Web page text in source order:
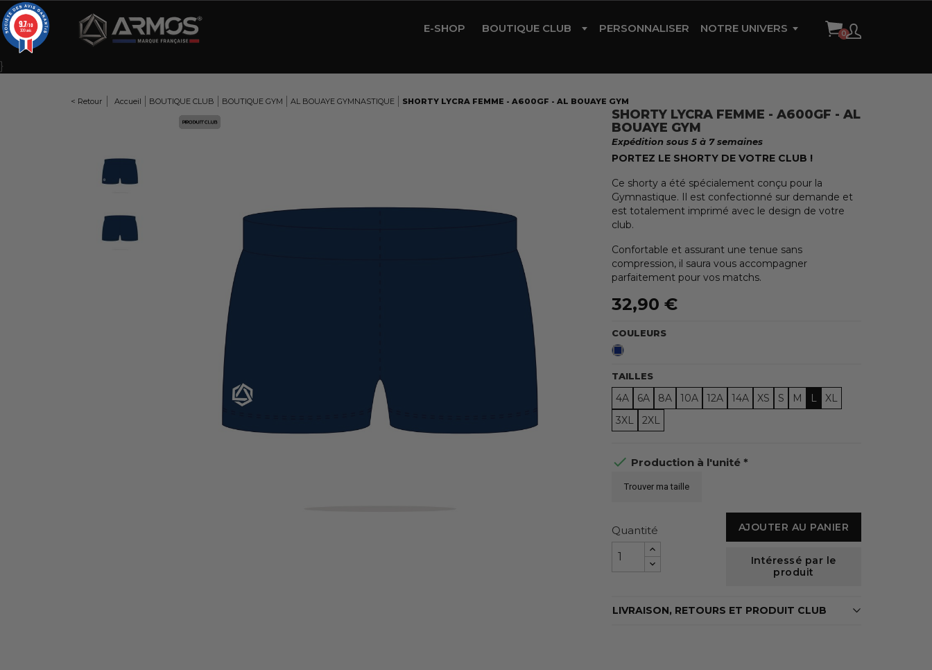
E-SHOP BOUTIQUE CLUB PERSONNALISER NOTRE UNIVERS
RÉFÉRENCES
CONTACT
}
< Retour Accueil BOUTIQUE CLUB BOUTIQUE GYM AL BOUAYE GYMNASTIQUE SHORTY LYCRA FEMME - A600GF - AL BOUAYE GYM
SHORTY LYCRA FEMME - A600GF - AL
BOUAYE GYM
Expédition sous 5 à 7 semaines
PORTEZ LE SHORTY DE VOTRE CLUB !
Ce shorty a été spécialement conçu pour la
Gymnastique. Il est confectionné sur demande et
est totalement imprimé avec le design de votre
club.
Confortable et assurant une tenue sans
compression, il saura vous accompagner
parfaitement pour vos matchs.
32,90 €
COULEURS
Bleu
TAILLES
4A 6A 8A 10A 12A 14A XS S M L
XL
3XL
2XL
 Production à l'unité *
Trouver ma taille
Quantité AJOUTER AU PANIER
Intéressé par le
produit
LIVRAISON, RETOURS ET PRODUIT CLUB
9.7/10
309 avis
Panneau de gestion des cookies